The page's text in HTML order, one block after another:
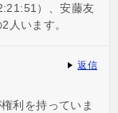
）、安藤友
人います。
利を持っていま
返信